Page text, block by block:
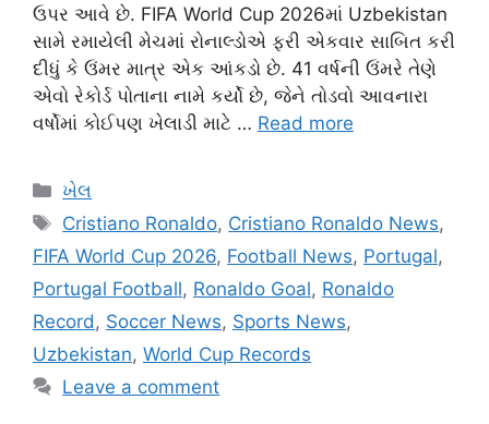
ઉપર આવે છે. FIFA World Cup 2026માં Uzbekistan
સામે રમાયેલી મેચમાં રોનાલ્ડોએ ફરી એકવાર સાબિત કરી
દીધું કે ઉંમર માત્ર એક આંકડો છે. 41 વર્ષની ઉંમરે તેણે
એવો રેકોર્ડ પોતાના નામે કર્યો છે, જેને તોડવો આવનારા
વર્ષોમાં કોઈપણ ખેલાડી માટે … Read more
Categories
ખેલ
Tags
Cristiano Ronaldo, Cristiano Ronaldo News,
FIFA World Cup 2026, Football News, Portugal,
Portugal Football, Ronaldo Goal, Ronaldo
Record, Soccer News, Sports News,
Uzbekistan, World Cup Records
Leave a comment